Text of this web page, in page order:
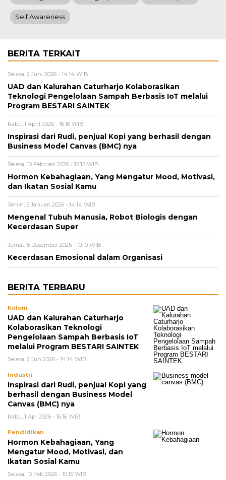
Self Awareness
BERITA TERKAIT
Selasa, 2 Juni 2026 - 14:14 WIB
UAD dan Kalurahan Caturharjo Kolaborasikan
Teknologi Pengelolaan Sampah Berbasis IoT melalui
Program BESTARI SAINTEK
Rabu, 1 April 2026 - 16:16 WIB
Inspirasi dari Rudi, penjual Kopi yang berhasil dengan
Business Model Canvas (BMC) nya
Selasa, 10 Februari 2026 - 15:15 WIB
Hormon Kebahagiaan, Yang Mengatur Mood, Motivasi,
dan Ikatan Sosial Kamu
Senin, 5 Januari 2026 - 14:14 WIB
Mengenal Tubuh Manusia, Robot Biologis dengan
Kecerdasan Super
Jumat, 5 Desember 2025 - 10:10 WIB
Kecerdasan Emosional dalam Organisasi
BERITA TERBARU
Kolom
UAD dan Kalurahan Caturharjo
Kolaborasikan Teknologi
Pengelolaan Sampah Berbasis IoT
melalui Program BESTARI SAINTEK
Selasa, 2 Jun 2026 - 14:14 WIB
Industri
Inspirasi dari Rudi, penjual Kopi yang
berhasil dengan Business Model
Canvas (BMC) nya
Rabu, 1 Apr 2026 - 16:16 WIB
Pendidikan
Hormon Kebahagiaan, Yang
Mengatur Mood, Motivasi, dan
Ikatan Sosial Kamu
Selasa, 10 Feb 2026 - 15:15 WIB